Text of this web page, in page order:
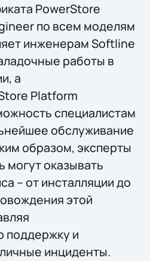
PowerStore
по всем моделям
инженерам Softline
работы в
а
Platform
специалистам
обслуживание
образом, эксперты
могут оказывать
– от инсталляции до
этой
поддержку и
инциденты.